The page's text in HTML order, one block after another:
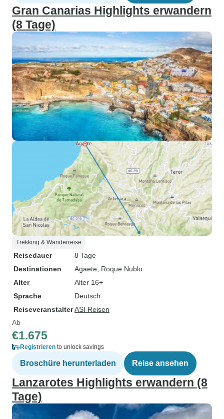
Gran Canarias Highlights erwandern
(8 Tage)
Trekking & Wanderreise
Reisedauer
8 Tage
Destinationen
Agaete , Roque Nublo
Alter
Alter 16+
Sprache
Deutsch
ReiseveranstalterASI Reisen
Ab
€1.675
Registrieren to unlock savings
Broschüre herunterladen Reise ansehen
Lanzarotes Highlights erwandern (8
Tage)